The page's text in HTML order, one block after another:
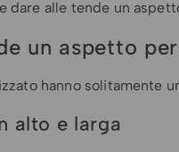
dare alle tende un
un aspetto
hanno solitamente
alto e larga